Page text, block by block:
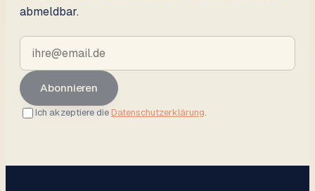
abmeldbar.
Abonnieren
Ich akzeptiere die Datenschutzerklärung.